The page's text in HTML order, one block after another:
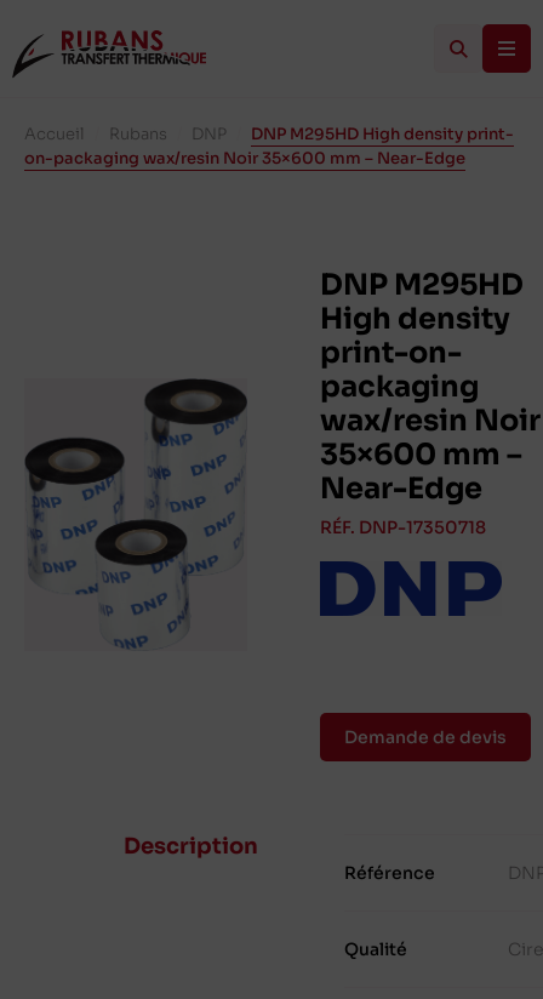
Accueil Rubans DNP
DNP M295HD High density print-
on-packaging wax/resin Noir 35×600 mm – Near-Edge
DNP M295HD
High density
print-on-
packaging
wax/resin Noir
35×600 mm –
Near-Edge
RÉF. DNP-17350718
Demande de devis
Description
Référence
Qualité